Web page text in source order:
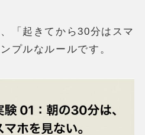
「起きてから30分はスマ
プルなルールです。